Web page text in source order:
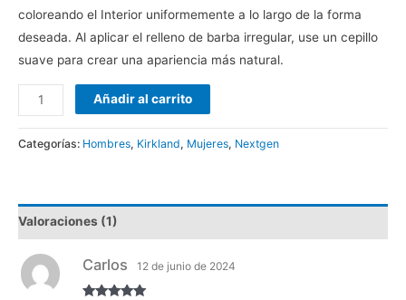
coloreando el Interior uniformemente a lo largo de la forma
deseada. Al aplicar el relleno de barba irregular, use un cepillo
suave para crear una apariencia más natural.
Añadir al carrito
Categorías: Hombres, Kirkland, Mujeres, Nextgen
Valoraciones (1)
Carlos 12 de junio de 2024